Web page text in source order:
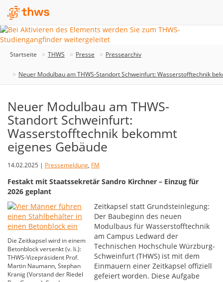
Startseite THWS Presse Pressearchiv
Neuer Modulbau am THWS-Standort Schweinfurt: Wasserstofftechnik
Neuer Modulbau am THWS-
Standort Schweinfurt:
Wasserstofftechnik bekommt
eigenes Gebäude
14.02.2025 | Pressemeldung, FM
Festakt mit Staatssekretär Sandro Kirchner – Einzug für
2026 geplant
Die Zeitkapsel wird in einem
Betonblock versenkt (v. li.):
THWS-Vizepräsident Prof.
Martin Naumann, Stephan
Kranig (Vorstand der Riedel
Zeitkapsel statt Grundsteinlegung:
Der Baubeginn des neuen
Modulbaus für Wasserstofftechnik
am Campus Ledward der
Technischen Hochschule Würzburg-
Schweinfurt (THWS) ist mit dem
Einmauern einer Zeitkapsel offiziell
gefeiert worden. Diese Aufgabe